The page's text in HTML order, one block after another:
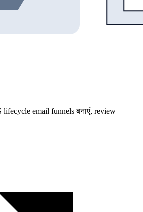
lifecycle email funnels बनाएं, review